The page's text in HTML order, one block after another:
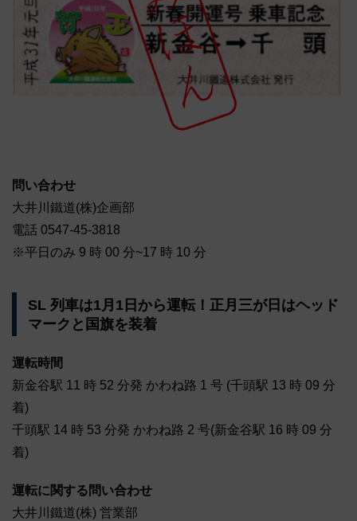
問い合わせ
大井川鐵道(株)企画部
電話 0547-45-3818
※平日のみ 9 時 00 分~17 時 10 分
SL 列車は1月1日から運転！正月三が日はヘッド
マークと国旗を装着
運転時間
新金谷駅 11 時 52 分発 かわね路 1 号 (千頭駅 13 時 09 分
着)
千頭駅 14 時 53 分発 かわね路 2 号(新金谷駅 16 時 09 分
着)
運転に関する問い合わせ
大井川鐵道(株) 営業部